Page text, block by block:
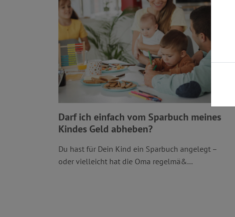
Darf ich einfach vom Sparbuch meines
Kindes Geld abheben?
Du hast für Dein Kind ein Sparbuch angelegt –
oder vielleicht hat die Oma regelmä&...